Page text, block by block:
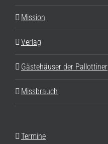
Mission
Verlag
Gästehäuser der Pallottiner
Missbrauch
Termine